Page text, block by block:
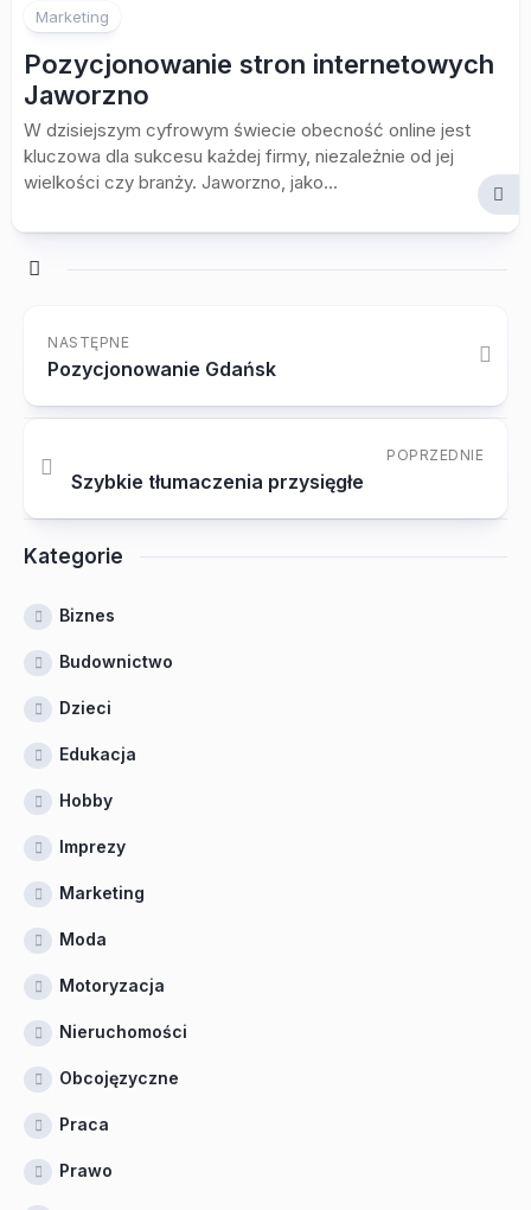
Marketing
Pozycjonowanie stron internetowych
Jaworzno
W dzisiejszym cyfrowym świecie obecność online jest
kluczowa dla sukcesu każdej firmy, niezależnie od jej
wielkości czy branży. Jaworzno, jako...
NASTĘPNE
Pozycjonowanie Gdańsk
POPRZEDNIE
Szybkie tłumaczenia przysięgłe
Kategorie
Biznes
Budownictwo
Dzieci
Edukacja
Hobby
Imprezy
Marketing
Moda
Motoryzacja
Nieruchomości
Obcojęzyczne
Praca
Prawo